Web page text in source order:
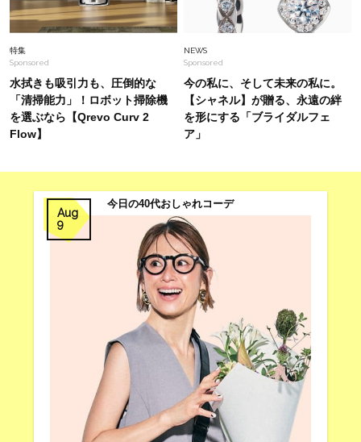
【エルメスのバッグ】気負わず日常に使えるモデ
ルは？蛯原友里さんと探す「最旬名品」4選
特集
Sponsored
水拭きも吸引力も、圧倒的な
「清掃能力」！ロボット掃除機
を選ぶなら【Qrevo Curv 2
Flow】
NEWS
Sponsored
今の私に、そして未来の私に。
【シャネル】が贈る、永遠の絆
を形にする「ブライダルフェ
ア」
Aug
9
今日の40代おしゃれコーデ